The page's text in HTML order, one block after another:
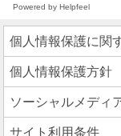
Powered by Helpfeel
個人情報保護に関
個人情報保護方針
ソーシャルメディ
サイト利用条件